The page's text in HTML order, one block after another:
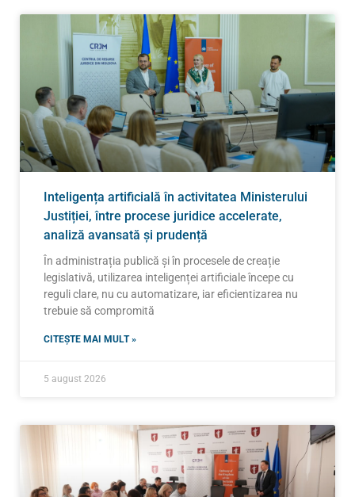
Inteligența artificială în activitatea Ministerului
Justiției, între procese juridice accelerate,
analiză avansată și prudență
În administrația publică și în procesele de creație
legislativă, utilizarea inteligenței artificiale începe cu
reguli clare, nu cu automatizare, iar eficientizarea nu
trebuie să compromită
CITEȘTE MAI MULT »
5 august 2026